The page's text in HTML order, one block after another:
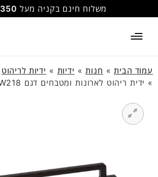
משלוח חינם בקניה מעל 350 ש”ח
עמוד הבית» חנות» ידיות » ידיות לריהוט
» ידית ריהוט לארונות ומטבחים דגם W218